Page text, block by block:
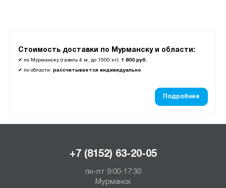
Стоимость доставки по Мурманску и области:
✔ по Мурманску (газель 4 м, до 1500 кг): 1 800 руб.
✔ по области: рассчитывается индивидуально
Подробнее
+7 (8152) 63-20-05
пн-пт 9:00-17:30
Мурманск